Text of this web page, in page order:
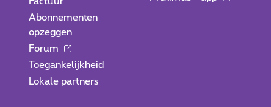
Abonnementen
opzeggen
Forum
Toegankelijkheid
Lokale partners